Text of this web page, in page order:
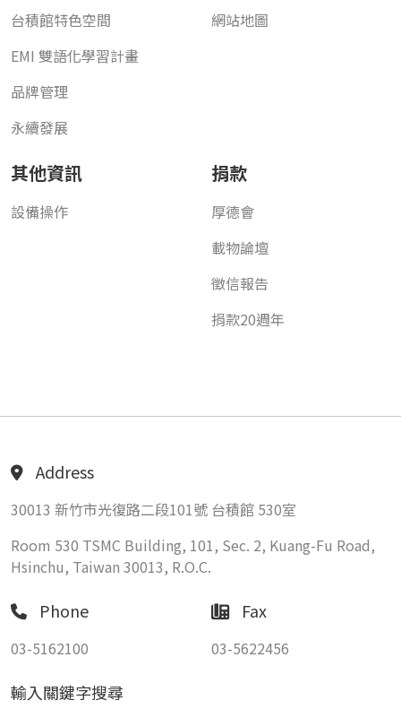
台積館特色空間
EMI 雙語化學習計畫
品牌管理
永續發展
網站地圖
其他資訊
設備操作
捐款
厚德會
載物論壇
徵信報告
捐款20週年
Address
30013 新竹市光復路二段101號 台積館 530室
Room 530 TSMC Building, 101, Sec. 2, Kuang-Fu Road,
Hsinchu, Taiwan 30013, R.O.C.
Phone
03-5162100
Fax
03-5622456
輸入關鍵字搜尋